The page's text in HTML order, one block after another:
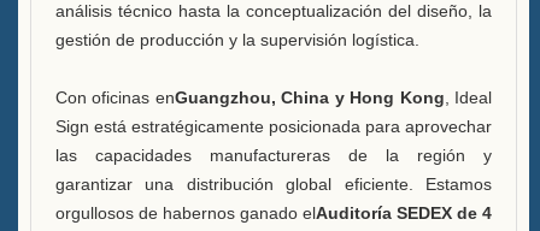
análisis técnico hasta la conceptualización del diseño, la
gestión de producción y la supervisión logística.
Con oficinas enGuangzhou, China y Hong Kong , Ideal
Sign está estratégicamente posicionada para aprovechar
las capacidades manufactureras de la región y
garantizar una distribución global eficiente. Estamos
orgullosos de habernos ganado elAuditoría SEDEX de 4